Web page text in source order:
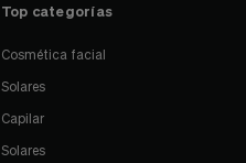
Top categorías
Cosmética facial
Solares
Capilar
Solares